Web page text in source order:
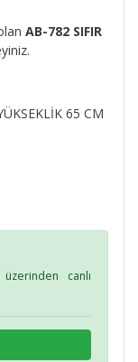
AB-782 SIFIR
65 CM
canlı